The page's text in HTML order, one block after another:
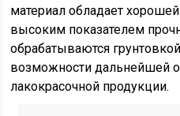
материал обладает
высоким показателем
обрабатываются
возможности дальнейшей
лакокрасочной продукции.